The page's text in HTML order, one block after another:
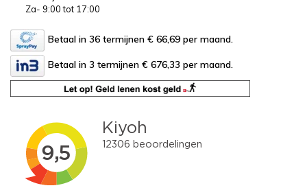
Za- 9:00 tot 17:00
Betaal in 36 termijnen € 66,69 per maand.
Betaal in 3 termijnen € 676,33 per maand.